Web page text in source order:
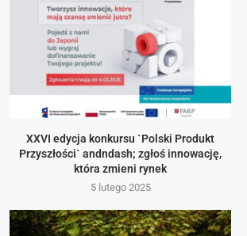
XXVI edycja konkursu `Polski Produkt
Przyszłości` andndash; zgłoś innowację,
która zmieni rynek
5 lutego 2025